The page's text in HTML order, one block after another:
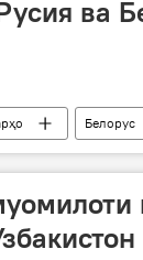
ва
Белорус